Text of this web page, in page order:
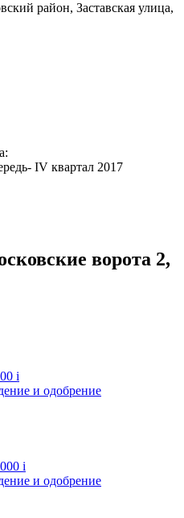
район, Заставская улица,
IV квартал 2017
ворота 2,
i
и одобрение
i
и одобрение